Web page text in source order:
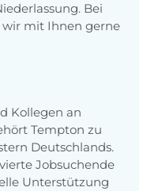
Bei
wir mit Ihnen gerne
Kollegen an
Tempton zu
Deutschlands.
Jobsuchende
Unterstützung